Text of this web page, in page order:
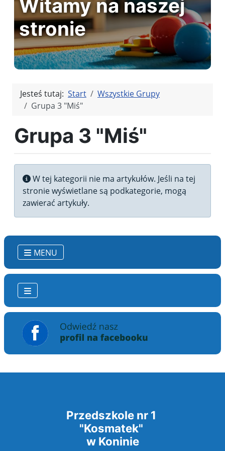
MENU
Witamy na naszej
stronie
Jesteś tutaj: Start
Wszystkie Grupy
Grupa 3 "Miś"
Grupa 3 "Miś"
Informacja
W tej kategorii nie ma artykułów. Jeśli na tej
stronie wyświetlane są podkategorie, mogą
zawierać artykuły.
Przedszkole nr 1
"Kosmatek"
w Koninie